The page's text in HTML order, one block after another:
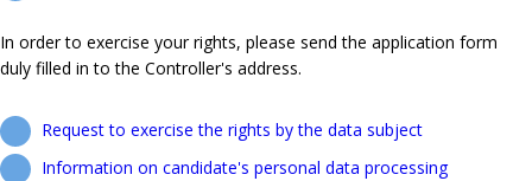
In order to exercise your rights, please send the application form
duly filled in to the Controller's address.
Request to exercise the rights by the data subject
Information on candidate's personal data processing